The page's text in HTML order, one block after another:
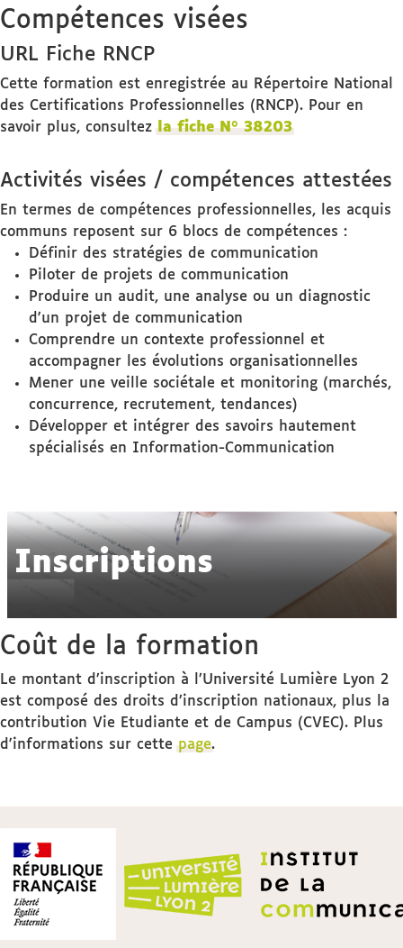
Compétences visées
URL Fiche RNCP
Cette formation est enregistrée au Répertoire National
des Certifications Professionnelles (RNCP). Pour en
savoir plus, consultez la fiche N° 38203
Activités visées / compétences attestées
En termes de compétences professionnelles, les acquis
communs reposent sur 6 blocs de compétences :
Définir des stratégies de communication
Piloter de projets de communication
Produire un audit, une analyse ou un diagnostic
d'un projet de communication
Comprendre un contexte professionnel et
accompagner les évolutions organisationnelles
Mener une veille sociétale et monitoring (marchés,
concurrence, recrutement, tendances)
Développer et intégrer des savoirs hautement
spécialisés en Information-Communication
Inscriptions
Coût de la formation
Le montant d’inscription à l’Université Lumière Lyon 2
est composé des droits d’inscription nationaux, plus la
contribution Vie Etudiante et de Campus (CVEC). Plus
d'informations sur cette page.